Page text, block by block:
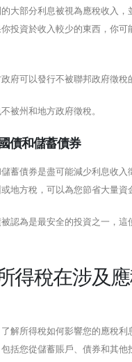
大部分利息被視為應稅收入，
投資於收入較少的東西，你可
府可以發行不被聯邦政府徵稅
被州和地方政府徵稅。
債和儲蓄債券
蓄債券是盡可能減少利息收入
地方稅，可以為您節省大量資
認為是最安全的投資之一，這
得稅在涉及
解所得稅如何影響您的應稅利
括您從儲蓄賬戶、債券和其他